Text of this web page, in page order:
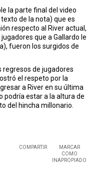
la parte final del video
de la nota) que es
respecto al River actual,
que a Gallardo le
fueron los surgidos de
regresos de jugadores
el respeto por la
a River en su última
podría estar a la altura de
del hincha millonario.
COMPARTIR
MARCAR
COMO
INAPROPIADO